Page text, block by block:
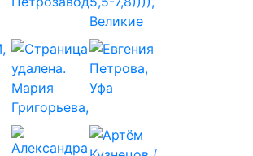
и глюкозы,при
Люблю также
и
жизни. Из этого
абсолютно в этом уверен из своего
с диабетом можно жить
жизнью как и без
любой цели в жизни,в чём-то